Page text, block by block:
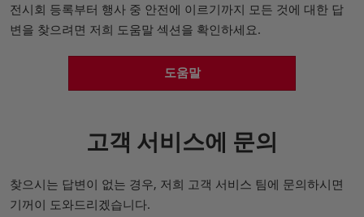
전시회 등록부터 행사 중 안전에 이르기까지 모든 것에 대한 답
변을 찾으려면 저희 도움말 섹션을 확인하세요.
도움말
고객 서비스에 문의
찾으시는 답변이 없는 경우, 저희 고객 서비스 팀에 문의하시면
기꺼이 도와드리겠습니다.